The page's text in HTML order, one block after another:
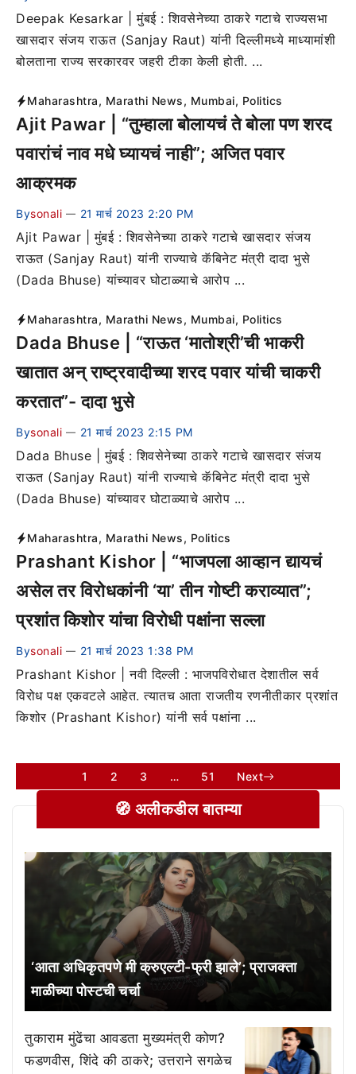
Deepak Kesarkar | मुंबई : शिवसेनेच्या ठाकरे गटाचे राज्यसभा
खासदार संजय राऊत (Sanjay Raut) यांनी दिल्लीमध्ये माध्यामांशी
बोलताना राज्य सरकारवर जहरी टीका केली होती. ...
Maharashtra, Marathi News, Mumbai, Politics
Ajit Pawar | “तुम्हाला बोलायचं ते बोला पण शरद
पवारांचं नाव मधे घ्यायचं नाही”; अजित पवार
आक्रमक
Bysonali — 21 मार्च 2023 2:20 PM
Ajit Pawar | मुंबई : शिवसेनेच्या ठाकरे गटाचे खासदार संजय
राऊत (Sanjay Raut) यांनी राज्याचे कॅबिनेट मंत्री दादा भुसे
(Dada Bhuse) यांच्यावर घोटाळ्याचे आरोप ...
Maharashtra, Marathi News, Mumbai, Politics
Dada Bhuse | “राऊत ‘मातोश्री’ची भाकरी
खातात अन् राष्ट्रवादीच्या शरद पवार यांची चाकरी
करतात”- दादा भुसे
Bysonali — 21 मार्च 2023 2:15 PM
Dada Bhuse | मुंबई : शिवसेनेच्या ठाकरे गटाचे खासदार संजय
राऊत (Sanjay Raut) यांनी राज्याचे कॅबिनेट मंत्री दादा भुसे
(Dada Bhuse) यांच्यावर घोटाळ्याचे आरोप ...
Maharashtra, Marathi News, Politics
Prashant Kishor | “भाजपला आव्हान द्यायचं
असेल तर विरोधकांनी ‘या’ तीन गोष्टी कराव्यात”;
प्रशांत किशोर यांचा विरोधी पक्षांना सल्ला
Bysonali — 21 मार्च 2023 1:38 PM
Prashant Kishor | नवी दिल्ली : भाजपविरोधात देशातील सर्व
विरोध पक्ष एकवटले आहेत. त्यातच आता राजतीय रणनीतीकार प्रशांत
किशोर (Prashant Kishor) यांनी सर्व पक्षांना ...
1 2 3 … 51 Next
🧭 अलीकडील बातम्या
‘आता अधिकृतपणे मी क्रुएल्टी-फ्री झाले’; प्राजक्ता
माळीच्या पोस्टची चर्चा
तुकाराम मुंढेंचा आवडता मुख्यमंत्री कोण?
फडणवीस, शिंदे की ठाकरे; उत्तराने सगळेच